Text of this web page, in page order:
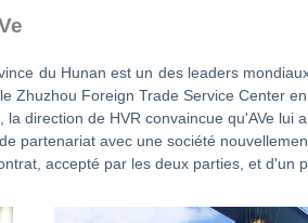
du Hunan est un des leaders
Zhuzhou Foreign Trade Service Center en
la direction de HVR convaincue qu'AVe
partenariat avec une société
accepté par les deux parties, et d'un